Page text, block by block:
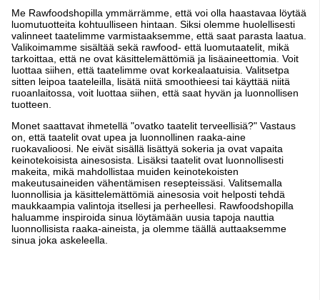
Me Rawfoodshopilla ymmärrämme, että voi olla haastavaa löytää
luomutuotteita kohtuulliseen hintaan. Siksi olemme huolellisesti
valinneet taatelimme varmistaaksemme, että saat parasta laatua.
Valikoimamme sisältää sekä rawfood- että luomutaatelit, mikä
tarkoittaa, että ne ovat käsittelemättömiä ja lisäaineettomia. Voit
luottaa siihen, että taatelimme ovat korkealaatuisia. Valitsetpa
sitten leipoa taateleilla, lisätä niitä smoothieesi tai käyttää niitä
ruoanlaitossa, voit luottaa siihen, että saat hyvän ja luonnollisen
tuotteen.
Monet saattavat ihmetellä "ovatko taatelit terveellisiä?" Vastaus
on, että taatelit ovat upea ja luonnollinen raaka-aine
ruokavalioosi. Ne eivät sisällä lisättyä sokeria ja ovat vapaita
keinotekoisista ainesosista. Lisäksi taatelit ovat luonnollisesti
makeita, mikä mahdollistaa muiden keinotekoisten
makeutusaineiden vähentämisen resepteissäsi. Valitsemalla
luonnollisia ja käsittelemättömiä ainesosia voit helposti tehdä
maukkaampia valintoja itsellesi ja perheellesi. Rawfoodshopilla
haluamme inspiroida sinua löytämään uusia tapoja nauttia
luonnollisista raaka-aineista, ja olemme täällä auttaaksemme
sinua joka askeleella.